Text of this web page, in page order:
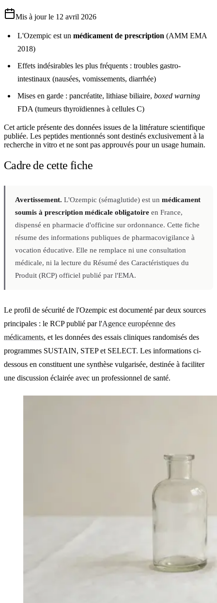
Mis à jour le 12 avril 2026
L'Ozempic est un médicament de prescription (AMM EMA
2018)
Effets indésirables les plus fréquents : troubles gastro-
intestinaux (nausées, vomissements, diarrhée)
Mises en garde : pancréatite, lithiase biliaire, boxed warning
FDA (tumeurs thyroïdiennes à cellules C)
Cet article présente des données issues de la littérature scientifique
publiée. Les peptides mentionnés sont destinés exclusivement à la
recherche in vitro et ne sont pas approuvés pour un usage humain.
Cadre de cette fiche
Avertissement. L'Ozempic (sémaglutide) est un médicament
soumis à prescription médicale obligatoire en France,
dispensé en pharmacie d'officine sur ordonnance. Cette fiche
résume des informations publiques de pharmacovigilance à
vocation éducative. Elle ne remplace ni une consultation
médicale, ni la lecture du Résumé des Caractéristiques du
Produit (RCP) officiel publié par l'EMA.
Le profil de sécurité de l'Ozempic est documenté par deux sources
principales : le RCP publié par l'Agence européenne des
médicaments, et les données des essais cliniques randomisés des
programmes SUSTAIN, STEP et SELECT. Les informations ci-
dessous en constituent une synthèse vulgarisée, destinée à faciliter
une discussion éclairée avec un professionnel de santé.